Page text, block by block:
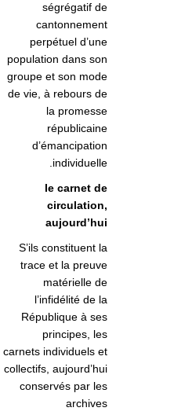
ségrégatif de
cantonnement
perpétuel d’une
population dans son
groupe et son mode
de vie, à rebours de
la promesse
républicaine
d’émancipation
individuelle.
le carnet de
circulation,
aujourd’hui
S’ils constituent la
trace et la preuve
matérielle de
l’infidélité de la
République à ses
principes, les
carnets individuels et
collectifs, aujourd’hui
conservés par les
archives